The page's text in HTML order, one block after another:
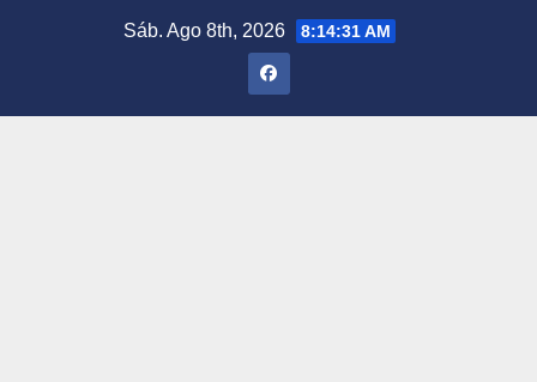
Sáb. Ago 8th, 2026 8:14:32 AM